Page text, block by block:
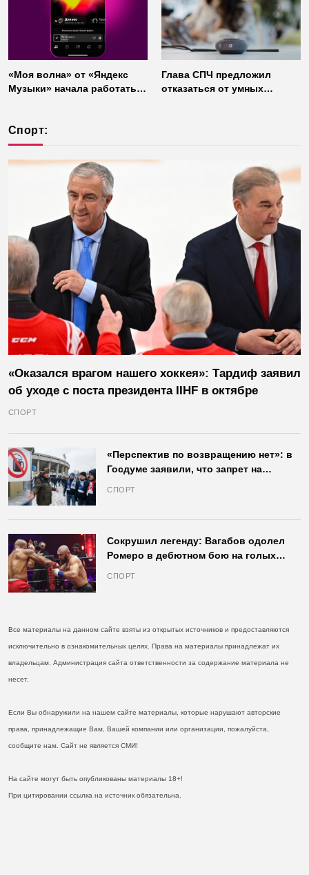
«Моя волна» от «Яндекс
Музыки» начала работать
Глава СПЧ предложил
отказаться от умных
Спорт:
«Оказался врагом нашего хоккея»: Тардиф заявил
об уходе с поста президента IIHF в октябре
СПОРТ
«Перспектив по возвращению нет»: в
Госдуме заявили, что запрет на
СПОРТ
Сокрушил легенду: Вагабов одолел
Ромеро в дебютном бою на голых
СПОРТ
Все материалы на данном сайте взяты из открытых источников и предоставляются
исключительно в ознакомительных целях. Права на материалы принадлежат их
владельцам. Администрация сайта ответственности за содержание материала не
несет.
Если Вы обнаружили на нашем сайте материалы, которые нарушают авторские
права, принадлежащие Вам, Вашей компании или организации, пожалуйста,
сообщите нам. Сайт не является СМИ!
На сайте могут быть опубликованы материалы 18+!
При цитировании ссылка на источник обязательна.